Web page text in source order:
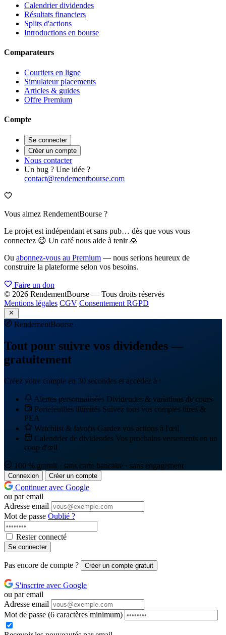
Calendrier dividendes
Résultats financiers
Splits d'actions
Introductions en bourse
Comparateurs
Courtiers en ligne
Simulateur placements
Articles & guides
Offre Premium
Compte
Se connecter
Créer un compte
Nous contacter
Un bug ? Une idée ?
contact@rendementbourse.com
Vous aimez RendementBourse ?
Le projet est indépendant et sans pub… dès que vous vous
connectez 😉 Un café nous aide à tenir 🙏
Ou abonnez-vous au Premium — nous serions heureux de
construire la plateforme selon vos besoins.
Faire un don
© 2026 RendementBourse — Tous droits réservés
Mentions légales CGV Consentement RGPD
RendementBourse
Tout pour suivre vos dividendes —
gratuitement
Créez votre compte en 30 secondes et accédez à :
Alertes personnalisées Dividendes & variations de cours
Portefeuilles illimités Suivez tous vos comptes titres &
PEA
Watchlist & favoris Gardez vos actions à l'œil
Calendrier de dividendes Vos prochains versements en un
coup d'œil
100 % gratuit · sans carte bancaire · sans engagement
Connexion Créer un compte
Continuer avec Google
ou par email
Adresse email
Mot de passe Oublié ?
Rester connecté
Se connecter
Pas encore de compte ? Créer un compte gratuit
S'inscrire avec Google
ou par email
Adresse email
Mot de passe (6 caractères minimum)